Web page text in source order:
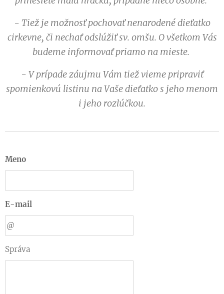
- Tiež je možnosť pochovať nenarodené dieťatko
cirkevne, či nechať odslúžiť sv. omšu. O všetkom Vás
budeme informovať priamo na mieste.
- V prípade záujmu Vám tiež vieme pripraviť
spomienkovú listinu na Vaše dieťatko s jeho menom
i jeho rozlúčkou.
Meno
E-mail
Správa